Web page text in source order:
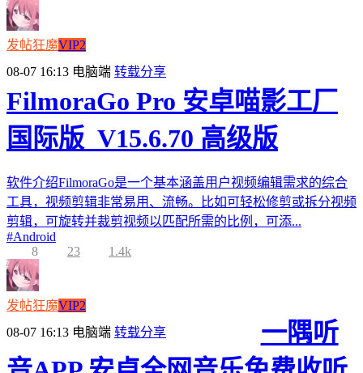
发帖狂魔VIP2
08-07 16:13 电脑端 转载分享
FilmoraGo Pro 安卓喵影工厂
国际版_V15.6.70 高级版
软件介绍FilmoraGo是一个基本涵盖用户视频编辑需求的综合
工具，视频剪辑非常易用、流畅。比如可轻松修剪或拆分视频
剪辑，可旋转并裁剪视频以匹配所需的比例，可添...
#Android
8
23 1.4k
发帖狂魔VIP2
08-07 16:13 电脑端 转载分享
一隅听